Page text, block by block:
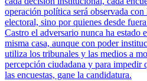
operación política será observada
electoral, sino por quienes desde
Castro el adversario nunca ha estado
misma casa, aunque con poder
utiliza los tribunales y las medios a
percepción ciudadana y para impedir
las encuestas, gane la candidatura.